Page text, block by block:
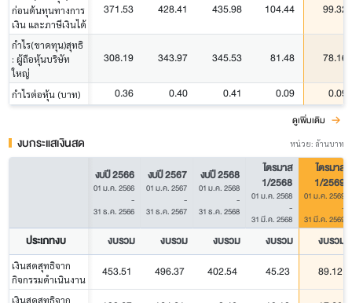
ก่อนต้นทุนทางการ
เงิน และภาษีเงินได้
371.53 428.41 435.98 104.44 99.32
กำไร(ขาดทุน)สุทธิ
: ผู้ถือหุ้นบริษัท
ใหญ่
308.19 343.97 345.53 81.48 78.16
กำไรต่อหุ้น (บาท) 0.36 0.40 0.41 0.09 0.09
ดูเพิ่มเติม
งบกระแสเงินสด หน่วย: ล้านบาท
งบปี 2566
01 ม.ค. 2566
-
31 ธ.ค. 2566
งบปี 2567
01 ม.ค. 2567
-
31 ธ.ค. 2567
งบปี 2568
01 ม.ค. 2568
-
31 ธ.ค. 2568
ไตรมาส
1/2568
01 ม.ค. 2568
-
31 มี.ค. 2568
ไตรมาส
1/2569
01 ม.ค. 2569
-
31 มี.ค. 2569
ประเภทงบ งบรวม งบรวม งบรวม งบรวม งบรวม
เงินสดสุทธิจาก
กิจกรรมดำเนินงาน
453.51 496.37 402.54 45.23 89.12
เงินสดสุทธิจาก